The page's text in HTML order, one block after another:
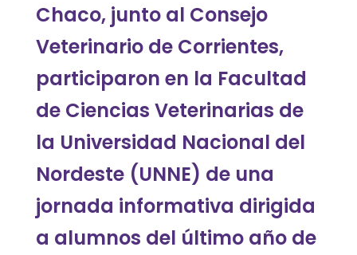
n
o
m
a
t
Chaco, junto al Consejo
Veterinario de Corrientes,
participaron en la Facultad
de Ciencias Veterinarias de
la Universidad Nacional del
Nordeste (UNNE) de una
jornada informativa dirigida
a alumnos del último año de